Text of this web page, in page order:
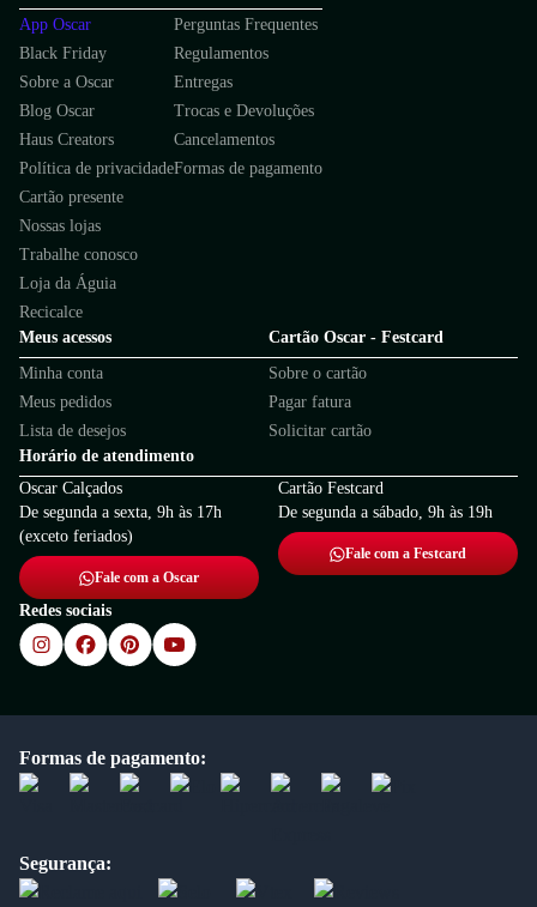
App Oscar
Black Friday
Sobre a Oscar
Blog Oscar
Haus Creators
Política de privacidade
Cartão presente
Nossas lojas
Trabalhe conosco
Loja da Águia
Recicalce
Perguntas Frequentes
Regulamentos
Entregas
Trocas e Devoluções
Cancelamentos
Formas de pagamento
Meus acessos
Minha conta
Meus pedidos
Lista de desejos
Cartão Oscar - Festcard
Sobre o cartão
Pagar fatura
Solicitar cartão
Horário de atendimento
Oscar Calçados
De segunda a sexta, 9h às 17h
(exceto feriados)
Fale com a Oscar
Cartão Festcard
De segunda a sábado, 9h às 19h
Fale com a Festcard
Redes sociais
Formas de pagamento:
Segurança: